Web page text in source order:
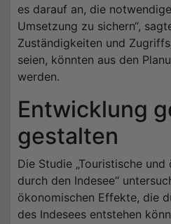
es darauf an, die
Umsetzung zu sichern“,
Zuständigkeiten und
seien, könnten aus den
werden.
Entwicklung
gestalten
Die Studie „Touristische
durch den Indesee“
ökonomischen Effekte, die
des Indesees entstehen